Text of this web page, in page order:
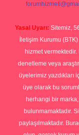
Yasal Uyarı: Sitemiz,
İletişim Kurumu
hizmet
denetleme veya
üyelerimiz yazdıkları
üye olarak bu
herhangi bir
bulunmamaktadır.
paylaşılmaktadır.